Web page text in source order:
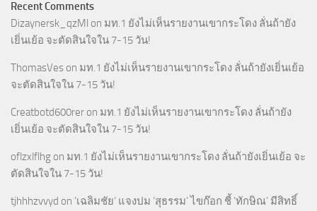
Recent Comments
Dizaynersk_qzMl on มท.1 ยังไม่เห็นรายงานเขากระโดง ลั่นถ้ายัง
เยิ่นเย้อ จะตัดสินใจใน 7-15 วัน!
ThomasVes on มท.1 ยังไม่เห็นรายงานเขากระโดง ลั่นถ้ายังเยิ่นเย้อ
จะตัดสินใจใน 7-15 วัน!
Creatbotd600rer on มท.1 ยังไม่เห็นรายงานเขากระโดง ลั่นถ้ายัง
เยิ่นเย้อ จะตัดสินใจใน 7-15 วัน!
oflzxlflhg on มท.1 ยังไม่เห็นรายงานเขากระโดง ลั่นถ้ายังเยิ่นเย้อ จะ
ตัดสินใจใน 7-15 วัน!
tjhhhzvvyd on ‘เฉลิมชัย’ แจงปม ‘สุธรรม’ ไขก๊อก ชี้ ‘ทักษิณ’ มีสิทธิ์